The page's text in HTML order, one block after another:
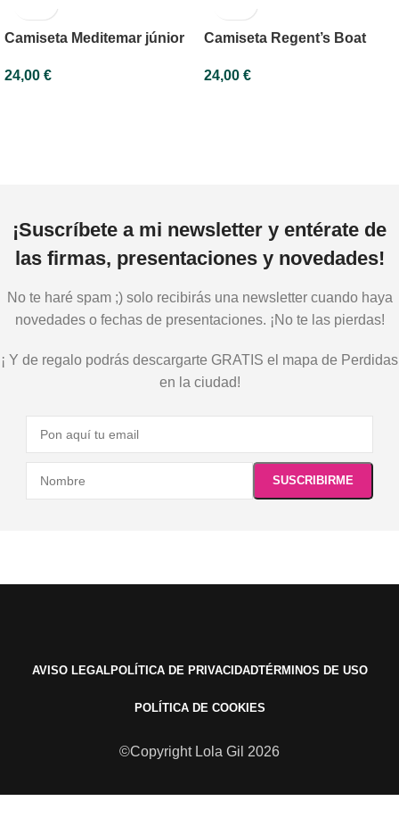
Camiseta Meditemar júnior
24,00 €
Camiseta Regent’s Boat
24,00 €
¡Suscríbete a mi newsletter y entérate de
las firmas, presentaciones y novedades!
No te haré spam ;) solo recibirás una newsletter cuando haya
novedades o fechas de presentaciones. ¡No te las pierdas!
¡ Y de regalo podrás descargarte GRATIS el mapa de Perdidas
en la ciudad!
AVISO LEGALPOLÍTICA DE PRIVACIDADTÉRMINOS DE USO
POLÍTICA DE COOKIES
©Copyright Lola Gil 2026